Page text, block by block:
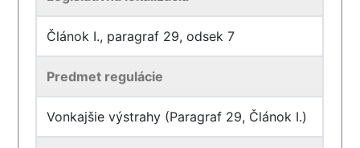
Článok I., paragraf 29, odsek 7
Predmet regulácie
Vonkajšie výstrahy (Paragraf 29, Článok I.)